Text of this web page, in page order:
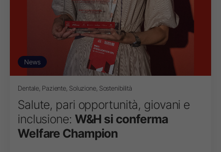
News
Dentale, Paziente, Soluzione, Sostenibilità
Salute, pari opportunità, giovani e
inclusione: W&H si conferma
Welfare Champion